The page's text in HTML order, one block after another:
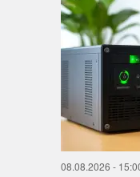
08.08.2026 -